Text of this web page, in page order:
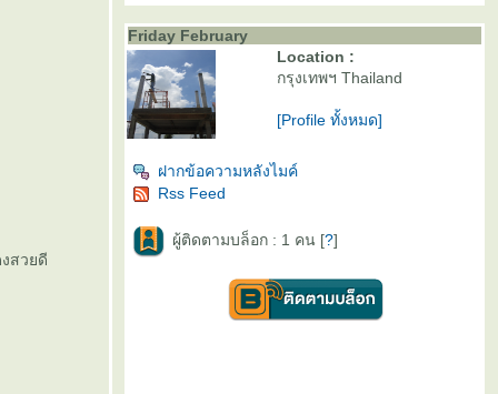
สวยดี
Friday February
Location :
กรุงเทพฯ Thailand
[Profile ทั้งหมด]
ฝากข้อความหลังไมค์
Rss Feed
ผู้ติดตามบล็อก : 1 คน [?]